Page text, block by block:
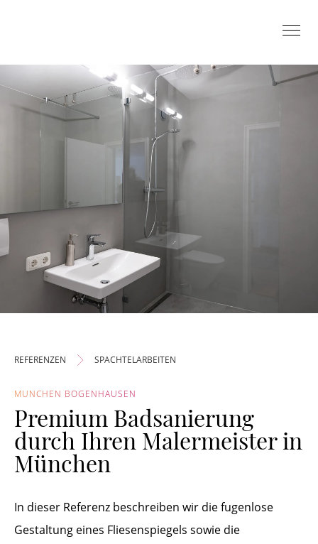
REFERENZEN SPACHTELARBEITEN
MÜNCHEN BOGENHAUSEN
Premium Badsanierung
durch Ihren Malermeister in
München
In dieser Referenz beschreiben wir die fugenlose
Gestaltung eines Fliesenspiegels sowie die